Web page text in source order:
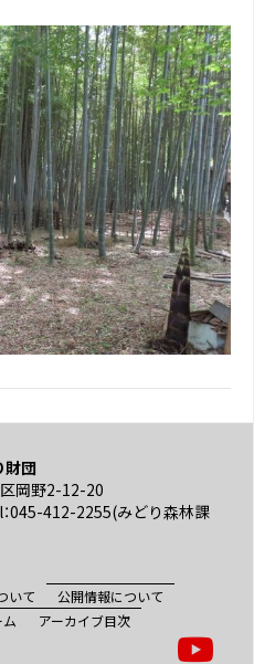
財団
岡野2-12-20
045-412-2255(みどり森林課
いて
公開情報について
アーカイブ目次